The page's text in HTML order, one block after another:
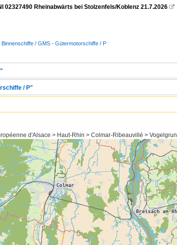
02327490 Rheinabwärts bei Stolzenfels/Koblenz 21.7.2026 
Binnenschiffe / GMS - Gütermotorschiffe / P
/ P"
d'Alsace > Haut-Rhin > Colmar-Ribeauvillé > Vogelgrun